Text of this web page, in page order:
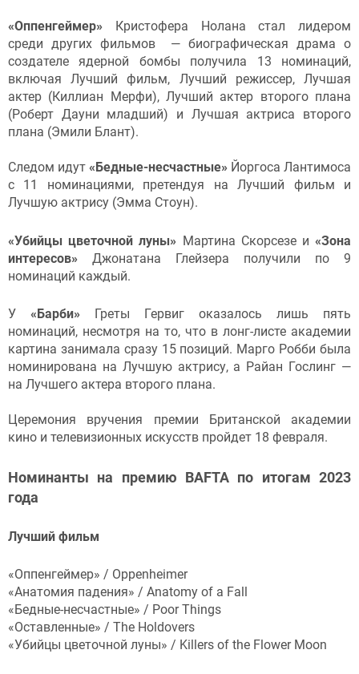
«Оппенгеймер» Кристофера Нолана стал лидером
среди других фильмов — биографическая драма о
создателе ядерной бомбы получила 13 номинаций,
включая Лучший фильм, Лучший режиссер, Лучшая
актер (Киллиан Мерфи), Лучший актер второго плана
(Роберт Дауни младший) и Лучшая актриса второго
плана (Эмили Блант).
Следом идут «Бедные-несчастные» Йоргоса Лантимоса
с 11 номинациями, претендуя на Лучший фильм и
Лучшую актрису (Эмма Стоун).
«Убийцы цветочной луны» Мартина Скорсезе и «Зона
интересов» Джонатана Глейзера получили по 9
номинаций каждый.
У «Барби» Греты Гервиг оказалось лишь пять
номинаций, несмотря на то, что в лонг-листе академии
картина занимала сразу 15 позиций. Марго Робби была
номинирована на Лучшую актрису, а Райан Гослинг —
на Лучшего актера второго плана.
Церемония вручения премии Британской академии
кино и телевизионных искусств пройдет 18 февраля.
Номинанты на премию BAFTA по итогам 2023
года
Лучший фильм
«Оппенгеймер» / Oppenheimer
«Анатомия падения» / Anatomy of a Fall
«Бедные-несчастные» / Poor Things
«Оставленные» / The Holdovers
«Убийцы цветочной луны» / Killers of the Flower Moon